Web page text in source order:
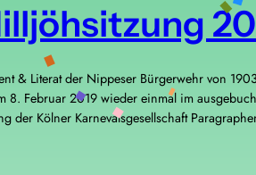
& Literat der Nippeser Bürgerwehr von
8. Februar 2019 wieder einmal im
der Kölner Karnevalsgesellschaft